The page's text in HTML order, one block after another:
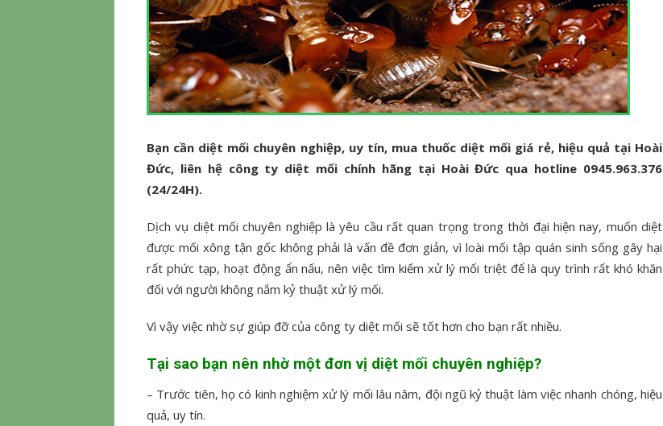
Bạn cần diệt mối chuyên nghiệp, uy tín, mua thuốc diệt mối giá rẻ, hiệu quả tại Hoài
Đức, liên hệ công ty diệt mối chính hãng tại Hoài Đức qua hotline 0945.963.376
(24/24H).
Dịch vụ diệt mối chuyên nghiệp là yêu cầu rất quan trọng trong thời đại hiện nay, muốn diệt
được mối xông tận gốc không phải là vấn đề đơn giản, vì loài mối tập quán sinh sống gây hại
rất phức tạp, hoạt động ẩn nấu, nên việc tìm kiếm xử lý mối triệt để là quy trình rất khó khăn
đối với người không nắm kỷ thuật xử lý mối.
Vì vậy việc nhờ sự giúp đỡ của công ty diệt mối sẽ tốt hơn cho bạn rất nhiều.
Tại sao bạn nên nhờ một đơn vị diệt mối chuyên nghiệp?
– Trước tiên, họ có kinh nghiệm xử lý mối lâu năm, đội ngũ kỷ thuật làm việc nhanh chóng, hiệu
quả, uy tín.